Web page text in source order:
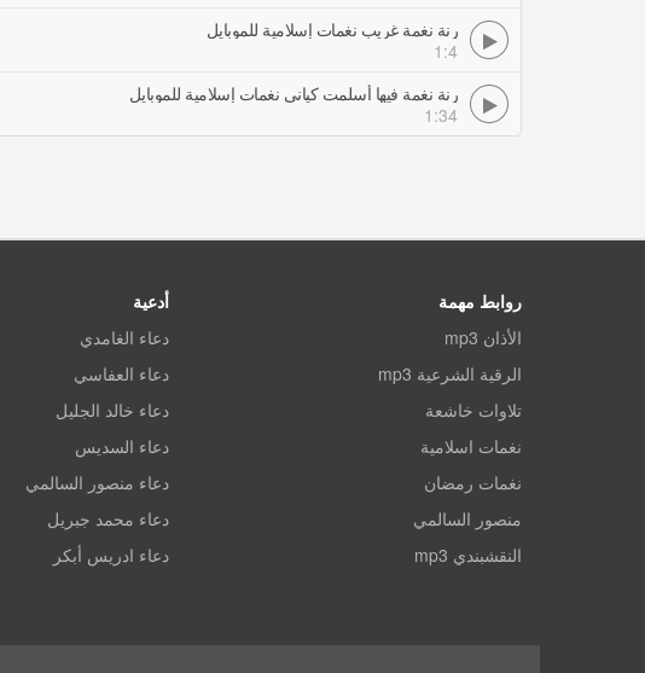
رنة نغمة غريب نغمات إسلامية للموبايل
1:4
رنة نغمة فيها أسلمت كياني نغمات إسلامية للموبايل
1:34
روابط مهمة
الأذان mp3
الرقية الشرعية mp3
تلاوات خاشعة
نغمات اسلامية
نغمات رمضان
منصور السالمي
النقشبندي mp3
أدعية
دعاء الغامدي
دعاء العفاسي
دعاء خالد الجليل
دعاء السديس
دعاء منصور السالمي
دعاء محمد جبريل
دعاء ادريس أبكر